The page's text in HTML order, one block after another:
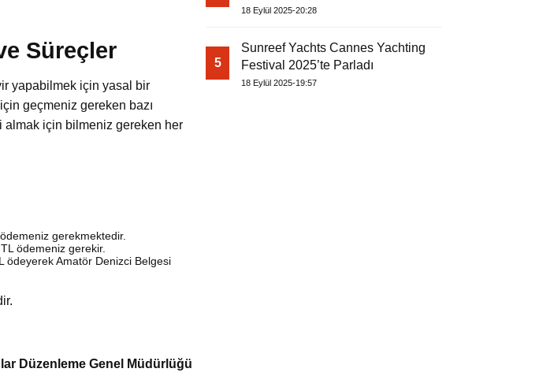
Süreçler
yapabilmek için yasal bir
geçmeniz gereken bazı
almak için bilmeniz gereken her
gerekmektedir.
ödemeniz gerekir.
ödeyerek Amatör Denizci Belgesi
Düzenleme Genel Müdürlüğü
18 Eylül 2025-20:28
5
Sunreef Yachts Cannes Yachting
Festival 2025’te Parladı
18 Eylül 2025-19:57